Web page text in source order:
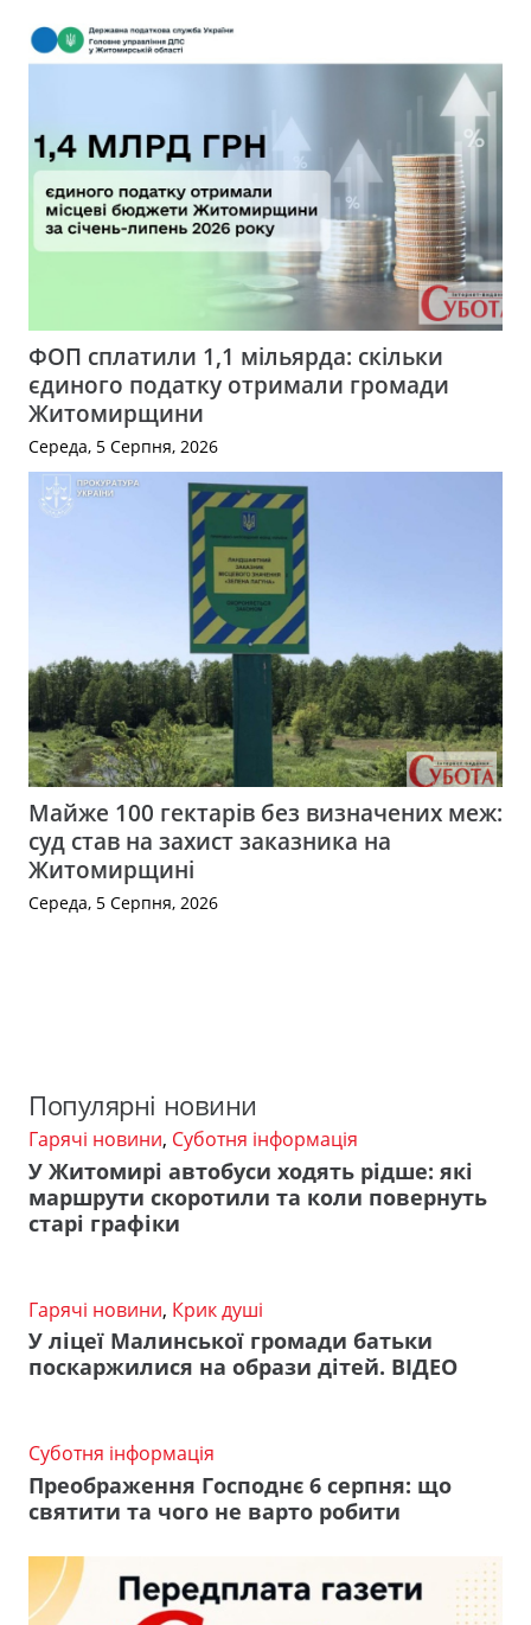
ФОП сплатили 1,1 мільярда: скільки
єдиного податку отримали громади
Житомирщини
Середа, 5 Серпня, 2026
Майже 100 гектарів без визначених меж:
суд став на захист заказника на
Житомирщині
Середа, 5 Серпня, 2026
Популярні новини
Гарячі новини, Суботня інформація
У Житомирі автобуси ходять рідше: які
маршрути скоротили та коли повернуть
старі графіки
Гарячі новини, Крик душі
У ліцеї Малинської громади батьки
поскаржилися на образи дітей. ВІДЕО
Суботня інформація
Преображення Господнє 6 серпня: що
святити та чого не варто робити